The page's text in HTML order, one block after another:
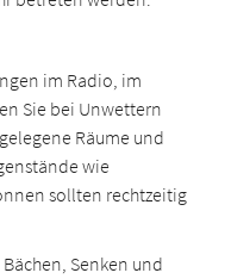
im Radio, im
Sie bei Unwettern
Räume und
wie
sollten rechtzeitig
Senken und